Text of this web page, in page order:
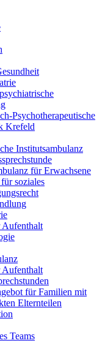
Psychotherapeutische
Krefeld
Institutsambulanz
für Erwachsene
soziales
Aufenthalt
Aufenthalt
für Familien mit
Elternteilen
Teams